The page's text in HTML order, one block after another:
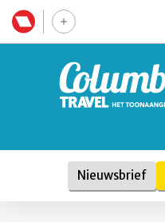
Nieuwsbrief